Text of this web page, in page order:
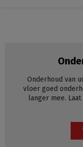
Onderhoud van
vloer goed
langer mee.